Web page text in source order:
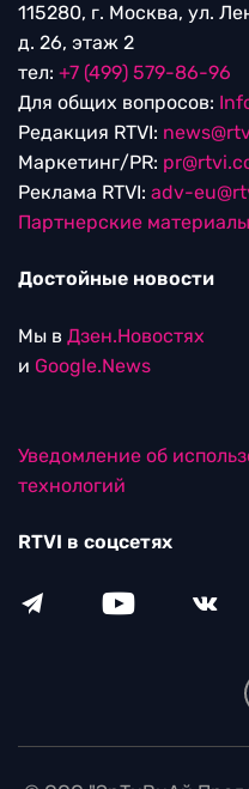
115280, г. Москва, ул.
д. 26, этаж 2
тел: +7 (499) 579-86-96
Для общих вопросов:
Редакция RTVI:
Маркетинг/PR:
Реклама RTVI: adv-
Партнерские материалы
Достойные новости
Мы в Дзен.Новостях
и Google.News
Уведомление об
технологий
RTVI в соцсетях